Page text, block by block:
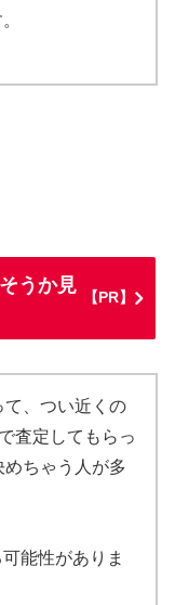
うか見
【PR】
、つい近くの
査定してもらっ
ちゃう人が多
能性がありま